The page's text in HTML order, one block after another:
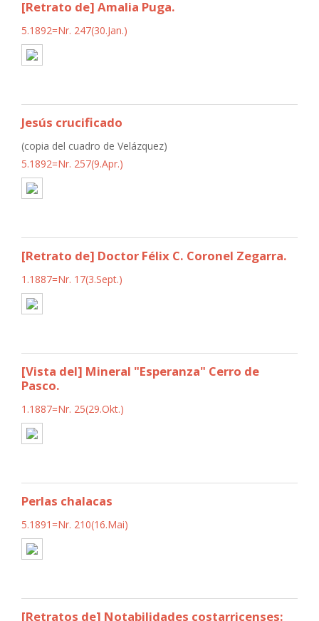
[Retrato de] Amalia Puga.
5.1892=Nr. 247(30.Jan.)
Jesús crucificado
(copia del cuadro de Velázquez)
5.1892=Nr. 257(9.Apr.)
[Retrato de] Doctor Félix C. Coronel Zegarra.
1.1887=Nr. 17(3.Sept.)
[Vista del] Mineral "Esperanza" Cerro de
Pasco.
1.1887=Nr. 25(29.Okt.)
Perlas chalacas
5.1891=Nr. 210(16.Mai)
[Retratos de] Notabilidades costarricenses: